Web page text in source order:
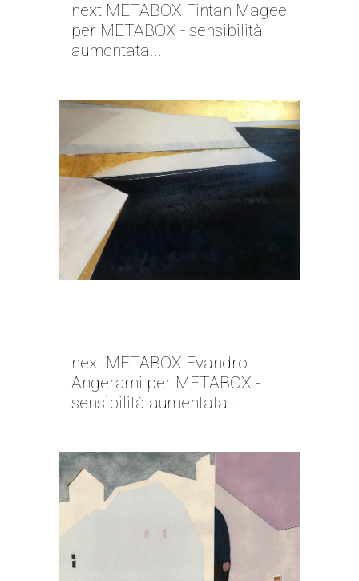
next METABOX Fintan Magee
per METABOX - sensibilità
aumentata...
next METABOX Evandro
Angerami per METABOX -
sensibilità aumentata...